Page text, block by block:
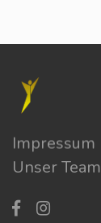
Impressum
Unser Team